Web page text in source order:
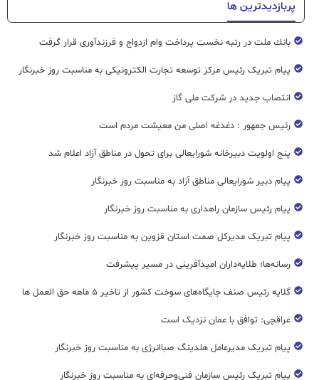
پربازدیدترین ها
بانك ملت در رتبه نخست پرداخت وام ازدواج و فرزندآوری قرار گرفت
پیام تبریک رئیس مرکز توسعه تجارت الکترونیکی به مناسبت روز خبرنگار
انتصاب جدید در شرکت ملی گاز
رئیس جمهور : دغدغه اصلی من معیشت مردم است
پنج اولویت دبیرخانه شورایعالی برای تحول در مناطق آزاد اعلام شد
پیام دبیر شورایعالی مناطق آزاد به مناسبت روز خبرنگار
پیام رئیس سازمان راهداری به مناسبت روز خبرنگار
پیام تبریک مدیرکل صمت استان قزوین به مناسبت روز خبرنگار
رسانه‌ها؛ طلایه‌داران امیدآفرینی در مسیر پیشرفت
گلایه رئیس صنف جایگاه‌های سوخت کشور از تاخیر ۵ ماهه حق العمل ها
عراقچی: توافق با عمان نزدیک است
پیام تبریک مدیرعامل هلدینگ صباانرژی به مناسبت روز خبرنگار
پیام تبریک رئیس سازمان فنی‌و‌حرفه‌ای به مناسبت روز خبرنگار